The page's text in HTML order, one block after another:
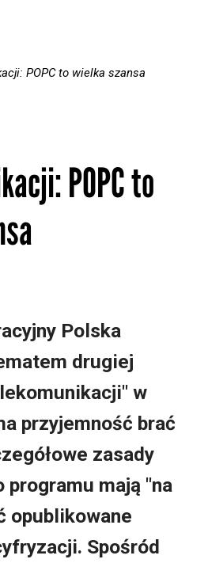
POPC to wielka szansa
POPC to
Polska
drugiej
w
przyjemność brać
zasady
mają "na
opublikowane
Spośród